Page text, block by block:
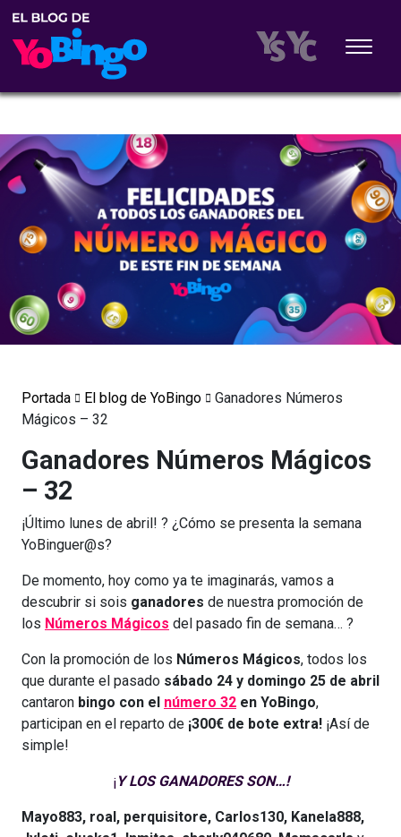
Portada El blog de YoBingo
Ganadores Números
Mágicos – 32
Ganadores Números Mágicos
– 32
¡Último lunes de abril! ? ¿Cómo se presenta la semana
YoBinguer@s?
De momento, hoy como ya te imaginarás, vamos a
descubrir si sois ganadores de nuestra promoción de
los Números Mágicos del pasado fin de semana… ?
Con la promoción de los Números Mágicos, todos los
que durante el pasado sábado 24 y domingo 25 de abril
cantaron bingo con el número 32 en YoBingo,
participan en el reparto de ¡300€ de bote extra! ¡Así de
simple!
¡Y LOS GANADORES SON…!
Mayo883, roal, perquisitore, Carlos130, Kanela888,